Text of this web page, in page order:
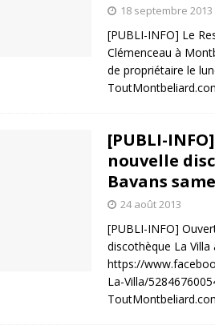
18 septembre 2013
[PUBLI-INFO] Le
Clémenceau à
de propriétaire le
[PUBLI-
nouvelle
Bavans
24 août 2013
[PUBLI-INFO]
discothèque La
https://
La-Villa/